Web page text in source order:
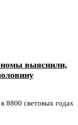
выяснили,
8800 световых годах